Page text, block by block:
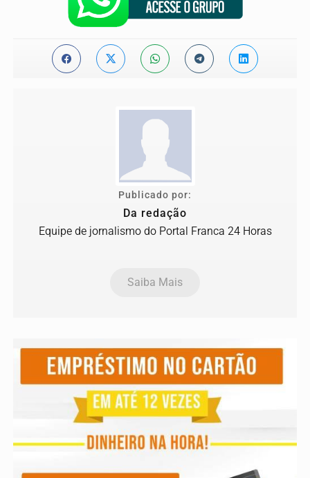
Publicado por:
Da redação
Equipe de jornalismo do Portal Franca 24 Horas
Saiba Mais